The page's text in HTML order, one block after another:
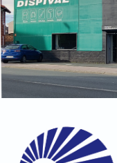
LY3J/C8
19.95 €
200 en stock
LY3N/5S
19.95 €
200 en stock
LY5K/E8
19.95 €
200 en stock